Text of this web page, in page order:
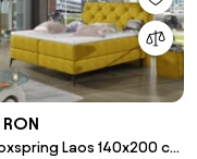
RON
Laos 140x200 cm